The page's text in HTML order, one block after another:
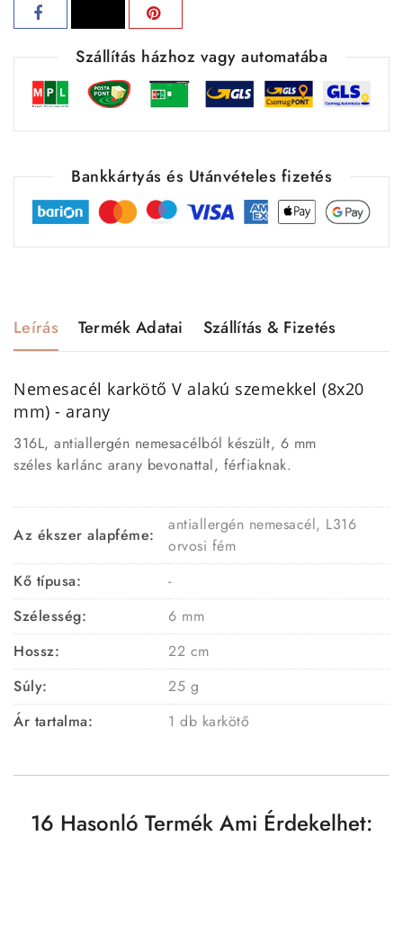
Szállítás házhoz vagy automatába
Bankkártyás és Utánvételes fizetés
Leírás Termék Adatai Szállítás & Fizetés
Nemesacél karkötő V alakú szemekkel (8x20
mm) - arany
316L, antiallergén nemesacélból készült, 6 mm
széles karlánc arany bevonattal, férfiaknak.
Az ékszer alapféme:
antiallergén nemesacél, L316
orvosi fém
Kő típusa:
-
Szélesség:
6 mm
Hossz:
22 cm
Súly:
25 g
Ár tartalma:
1 db karkötő
16 Hasonló Termék Ami Érdekelhet: